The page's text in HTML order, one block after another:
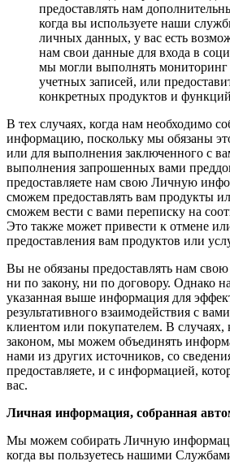
предоставлять нам
когда вы используете наши
личных данных, у вас есть
нам свои данные для входа в
мы могли выполнять мониторинг
учетных записей, или
конкретных продуктов и
В тех случаях, когда нам необходимо
информацию, поскольку мы обязаны
или для выполнения заключенного с
выполнения запрошенных вами
предоставляете нам свою Личную
сможем предоставлять вам продукты
сможем вести с вами переписку на
Это также может привести к отмене
предоставления вам продуктов или
Вы не обязаны предоставлять нам
ни по закону, ни по договору. Однако
указанная выше информация для
результативного взаимодействия с
клиентом или покупателем. В случаях,
законом, мы можем объединять
нами из других источников, со
предоставляете, и с информацией,
вас.
Личная информация, собранная
Мы можем собирать Личную
когда вы пользуетесь нашими